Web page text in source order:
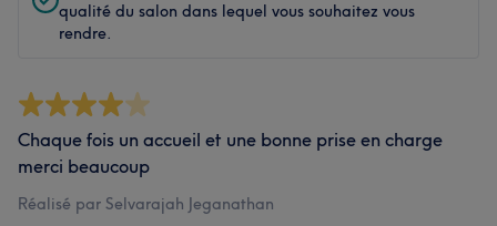
qualité du salon dans lequel vous souhaitez vous
rendre.
Chaque fois un accueil et une bonne prise en charge
merci beaucoup
Réalisé par Selvarajah Jeganathan